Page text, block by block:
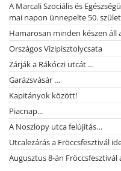
A Marcali Szociális és
mai napon ünnepelte 50.
Hamarosan minden készen áll
Országos Vízipisztolycsata
Zárják a Rákóczi utcát …
Garázsvásár …
Kapitányok között!
Piacnap...
A Noszlopy utca felújítás…
Utcalezárás a Fröccsfesztivál
Augusztus 8-án Fröccsfesztivál